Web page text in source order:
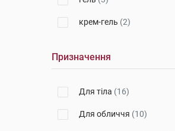
Ляборатуар SVR
крем-гель (2)
Призначення
Для тіла (16)
Для обличчя (10)